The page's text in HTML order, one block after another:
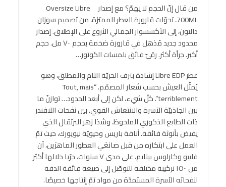
من قال إنّ الحجم لا يهمّ؟ مع إصدار Oversize Libre
700ML، تحوّلت قارورة العطر المميّزة، من تصميم سوزان
دالتون، إلى الأكسسوار الجمالي الأروع على الإطلاق. إصدار
محدود جديد مُذهل في قارورة ضخمة بحجم ٧٠٠ مل. حجم
أكبر. جرأة أكثر. رقيّ فائق بلمسات الكوتور…
عطر Libre EDP إشادة بترف الحريّة التام والمطلق، وهو
يُمثّل العيش بحسب شعار المصمّم. “Tout, mais
terriblement”. كلّ شيء، لكن إلى أبعد الحدود… توازنٌ ما
بين الجاذبيّة الآسرة والانتعاش القوي. بين نفحات اللافندر
ذات الطابع الذكوري الملحوظ، وشذا زهر البرتقال الذي
يفيض بأنوثة فائقة. أناقة باريس وحيويّة نيويورك، حيث تمّ
العمل على ابتكاره من قبل صانعَي العطور الماهرَين، آن
فليبو وكارلوس بينايم، على مدى ٧ سنوات، جرّبا خلالها أكثر
من ١٥٠٠ تركيبة مختلفة للتوصّل إلى صيغة فائقة الدقة
لنفحاته الآسرة المستمدّة من مواد تمّ إنتاجها خصيصًا.